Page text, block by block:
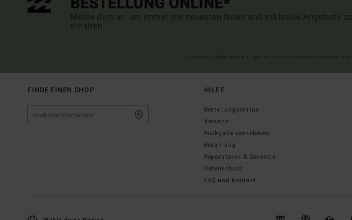
Melde dich an, um immer die neuesten News und exklusive Angebote zu
erhalten.
FINDE EINEN SHOP HILFE
Bestellungsstatus
Versand
Rückgabe vornehmen
Bezahlung
Reparaturen & Garantie
Datenschutz
FAQ und Kontakt